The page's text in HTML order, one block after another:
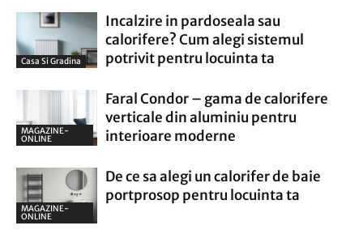
Casa Si Gradina
Incalzire in pardoseala sau
calorifere? Cum alegi sistemul
potrivit pentru locuinta ta
MAGAZINE-
ONLINE
Faral Condor – gama de calorifere
verticale din aluminiu pentru
interioare moderne
MAGAZINE-
ONLINE
De ce sa alegi un calorifer de baie
portprosop pentru locuinta ta